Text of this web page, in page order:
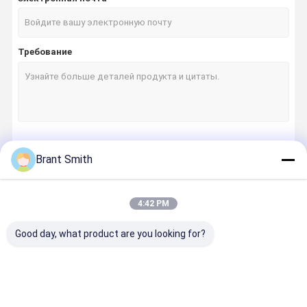
Требование
Brant Smith
4:42 PM
Good day, what product are you looking for?